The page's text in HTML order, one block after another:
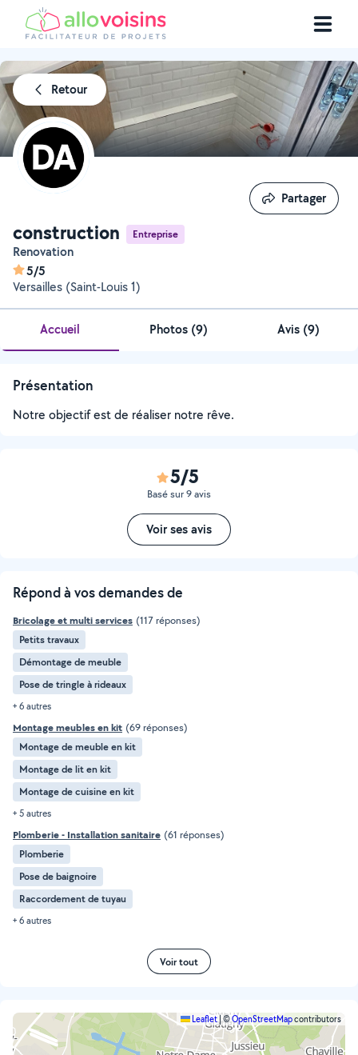
Retour
construction Entreprise
Renovation
5/5
Versailles (Saint-Louis 1)
Partager
Partager
Accueil Photos (9) Avis (9)
Présentation
Notre objectif est de réaliser notre rêve.
5/5
Basé sur 9 avis
Voir ses avis
Répond à vos demandes de
Bricolage et multi services (117 réponses)
Petits travaux
Démontage de meuble
Pose de tringle à rideaux
+ 6 autres
Montage meubles en kit (69 réponses)
Montage de meuble en kit
Montage de lit en kit
Montage de cuisine en kit
+ 5 autres
Plomberie - Installation sanitaire (61 réponses)
Plomberie
Pose de baignoire
Raccordement de tuyau
+ 6 autres
Voir tout
Leaflet |©OpenStreetMapcontributors